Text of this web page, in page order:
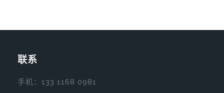
联系
手机： 133 1168 0981